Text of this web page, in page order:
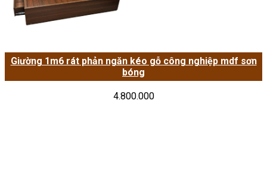
Giường 1m6 rát phản ngăn kéo gỗ công nghiệp mdf sơn
bóng
4.800.000